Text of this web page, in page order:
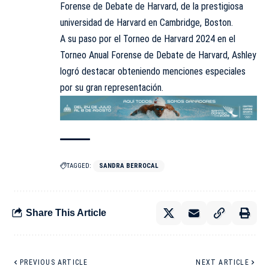
Forense de Debate de Harvard, de la prestigiosa
universidad de Harvard en Cambridge, Boston.
A su paso por el Torneo de Harvard 2024 en el
Torneo Anual Forense de Debate de Harvard, Ashley
logró destacar obteniendo menciones especiales
por su gran representación.
TAGGED: SANDRA BERROCAL
Share This Article
PREVIOUS ARTICLE NEXT ARTICLE